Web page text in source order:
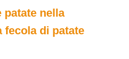
patate nella
fecola di patate